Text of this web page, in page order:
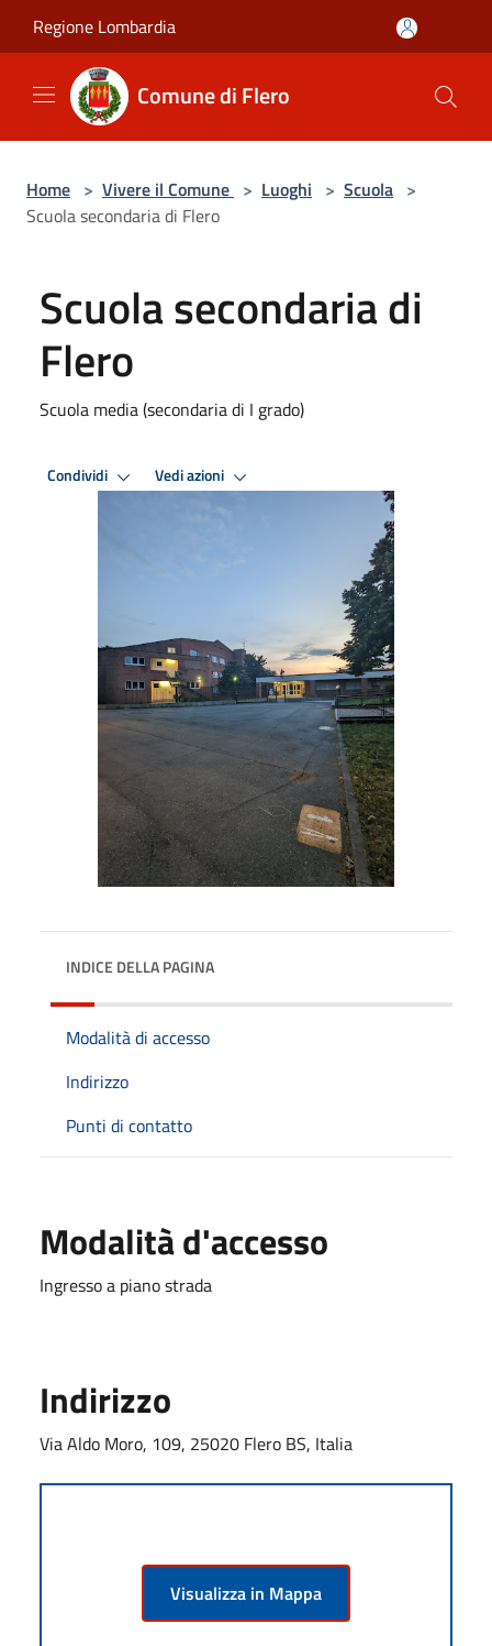
Regione Lombardia
Comune di Flero
Home > Vivere il Comune > Luoghi > Scuola >
Scuola secondaria di Flero
Scuola secondaria di
Flero
Scuola media (secondaria di I grado)
Condividi Vedi azioni
INDICE DELLA PAGINA
Modalità di accesso
Indirizzo
Punti di contatto
Modalità d'accesso
Ingresso a piano strada
Indirizzo
Via Aldo Moro, 109, 25020 Flero BS, Italia
Visualizza in Mappa